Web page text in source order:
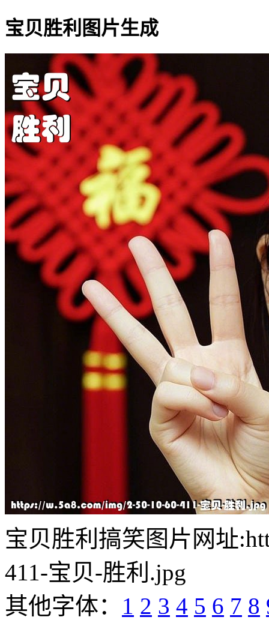
宝贝胜利图片生成
宝贝胜利搞笑图片网址
411-宝贝-胜利.jpg
其他字体： 1 2 3 4 5 6 7 8